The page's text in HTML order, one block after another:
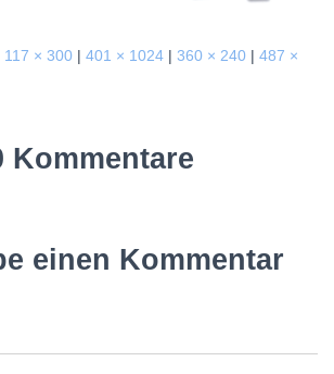
117 × 300 | 401 × 1024 | 360 × 240 | 487 ×
Kommentare
einen Kommentar